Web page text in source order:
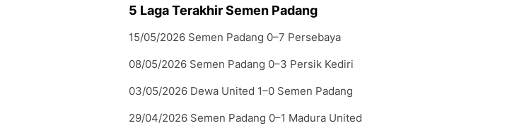
5 Laga Terakhir Semen Padang
15/05/2026 Semen Padang 0–7 Persebaya
08/05/2026 Semen Padang 0–3 Persik Kediri
03/05/2026 Dewa United 1–0 Semen Padang
29/04/2026 Semen Padang 0–1 Madura United